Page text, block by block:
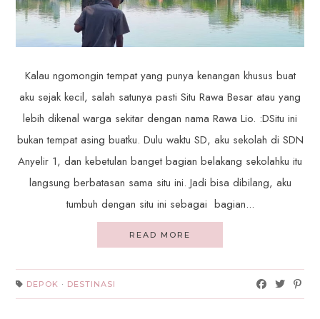
Kalau ngomongin tempat yang punya kenangan khusus buat
aku sejak kecil, salah satunya pasti Situ Rawa Besar atau yang
lebih dikenal warga sekitar dengan nama Rawa Lio. :DSitu ini
bukan tempat asing buatku. Dulu waktu SD, aku sekolah di SDN
Anyelir 1, dan kebetulan banget bagian belakang sekolahku itu
langsung berbatasan sama situ ini. Jadi bisa dibilang, aku
tumbuh dengan situ ini sebagai bagian...
READ MORE
DEPOK · DESTINASI